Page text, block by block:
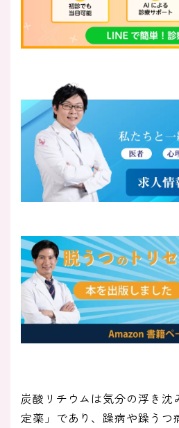
03-5989-
営業時間：10:00
炭酸リチウムは気分の浮き沈
定薬」であり、躁病や躁うつ